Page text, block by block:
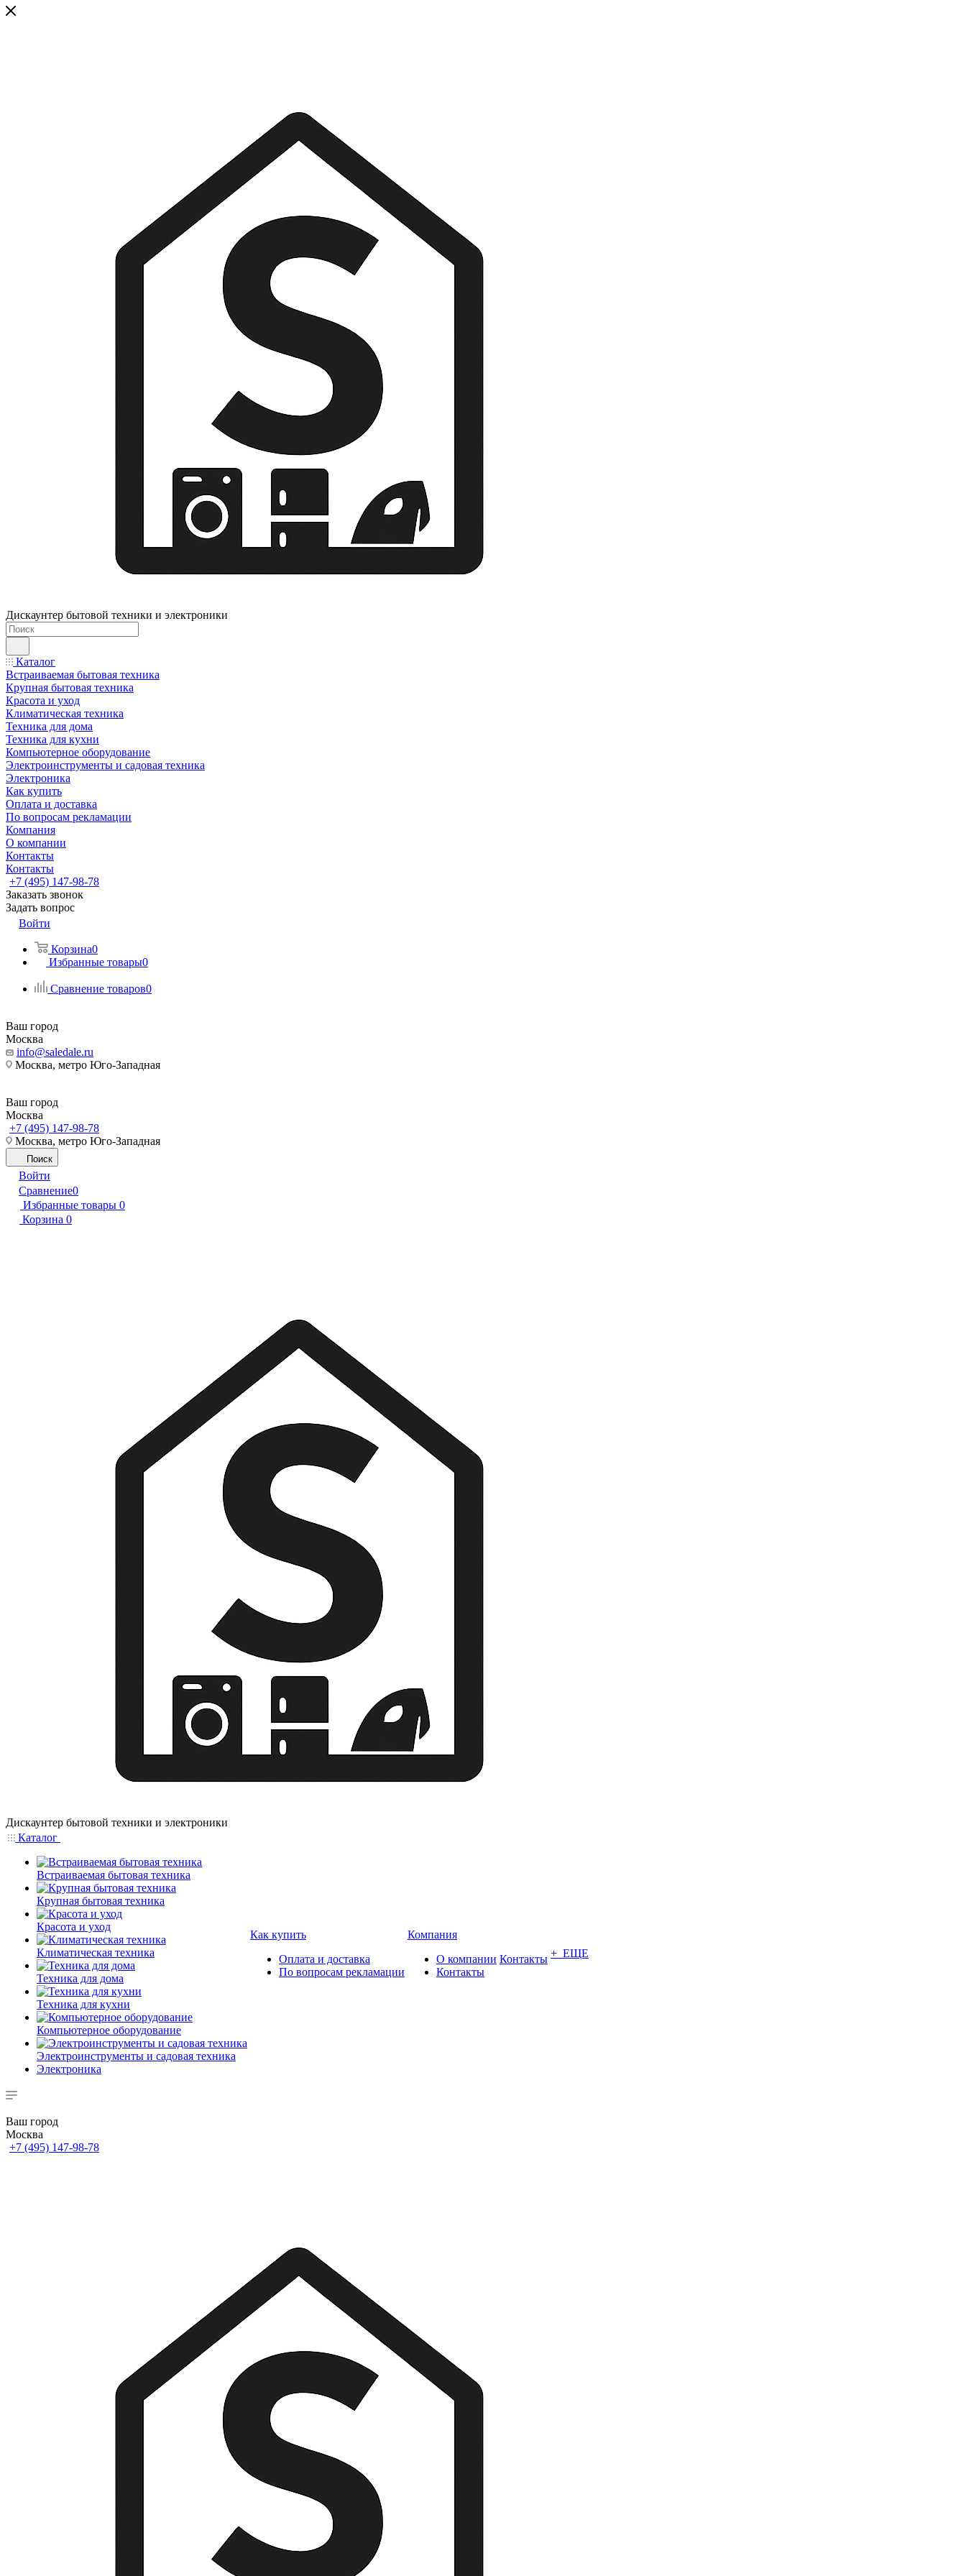
Дискаунтер бытовой техники и электроники
Каталог
Встраиваемая бытовая техника
Крупная бытовая техника
Красота и уход
Климатическая техника
Техника для дома
Техника для кухни
Компьютерное оборудование
Электроинструменты и садовая техника
Электроника
Как купить
Оплата и доставка
По вопросам рекламации
Компания
О компании
Контакты
Контакты
+7 (495) 147-98-78
Заказать звонок
Задать вопрос
Войти
Корзина0
Избранные товары0
Сравнение товаров0
Ваш город
Москва
info@saledale.ru
Москва, метро Юго-Западная
Ваш город
Москва
+7 (495) 147-98-78
Москва, метро Юго-Западная
Поиск
Войти
Сравнение0
Избранные товары 0
Корзина 0
Дискаунтер бытовой техники и электроники
Каталог
Встраиваемая бытовая техника
Крупная бытовая техника
Красота и уход
Климатическая техника
Техника для дома
Техника для кухни
Компьютерное оборудование
Электроинструменты и садовая техника
Электроника
Как купить
Оплата и доставка
По вопросам рекламации
Компания
О компании
Контакты
Контакты + ЕЩЕ
Ваш город
Москва
+7 (495) 147-98-78